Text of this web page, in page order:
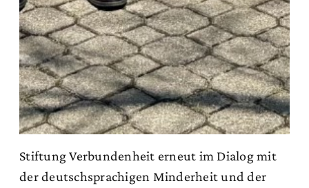
Stiftung Verbundenheit erneut im Dialog mit
der deutschsprachigen Minderheit und der